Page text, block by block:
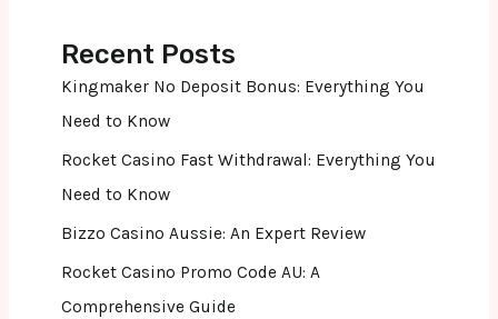
Recent Posts
Kingmaker No Deposit Bonus: Everything You
Need to Know
Rocket Casino Fast Withdrawal: Everything You
Need to Know
Bizzo Casino Aussie: An Expert Review
Rocket Casino Promo Code AU: A
Comprehensive Guide